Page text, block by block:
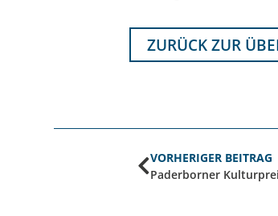
ZURÜCK ZUR
VORHERIGER BEITRAG
Paderborner